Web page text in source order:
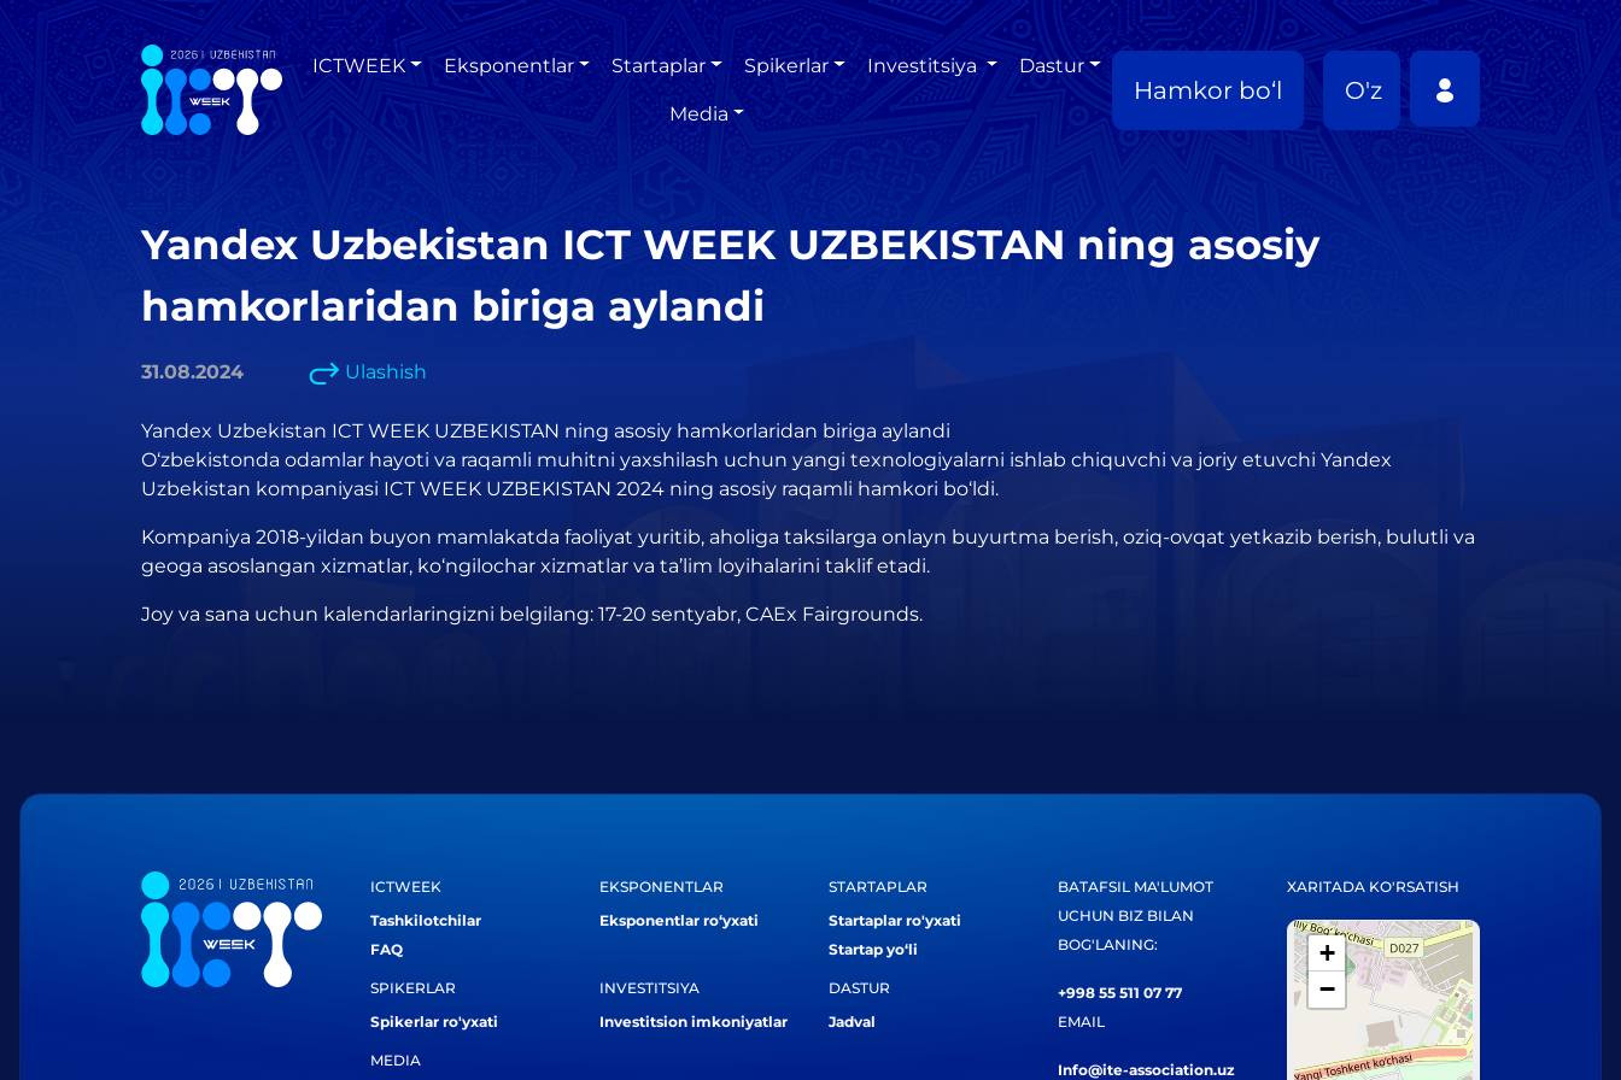
ICTWEEK Eksponentlar Startaplar Spikerlar Investitsiya Dastur
Media
Hamkor bo‘l O'z
Yandex Uzbekistan ICT WEEK UZBEKISTAN ning asosiy
hamkorlaridan biriga aylandi
31.08.2024 Ulashish
Yandex Uzbekistan ICT WEEK UZBEKISTAN ning asosiy hamkorlaridan biriga aylandi
O‘zbekistonda odamlar hayoti va raqamli muhitni yaxshilash uchun yangi texnologiyalarni ishlab chiquvchi va joriy etuvchi Yandex
Uzbekistan kompaniyasi ICT WEEK UZBEKISTAN 2024 ning asosiy raqamli hamkori bo‘ldi.
Kompaniya 2018-yildan buyon mamlakatda faoliyat yuritib, aholiga taksilarga onlayn buyurtma berish, oziq-ovqat yetkazib berish, bulutli va
geoga asoslangan xizmatlar, ko‘ngilochar xizmatlar va ta’lim loyihalarini taklif etadi.
Joy va sana uchun kalendarlaringizni belgilang: 17-20 sentyabr, CAEx Fairgrounds.
ICTWEEK
Tashkilotchilar
FAQ
EKSPONENTLAR
Eksponentlar ro‘yxati
STARTAPLAR
Startaplar ro'yxati
Startap yo‘li
SPIKERLAR
Spikerlar ro'yxati
INVESTITSIYA
Investitsion imkoniyatlar
DASTUR
Jadval
MEDIA
BATAFSIL MA'LUMOT
UCHUN BIZ BILAN
BOG'LANING:
+998 55 511 07 77
EMAIL
Info@ite-association.uz
XARITADA KO'RSATISH
+
−